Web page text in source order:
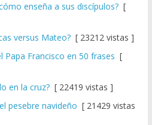
enseña a sus discípulos?[
versus Mateo?[ 23212 vistas ]
Papa Francisco en 50 frases [
en la cruz?[ 22419 vistas ]
pesebre navideño [ 21429 vistas